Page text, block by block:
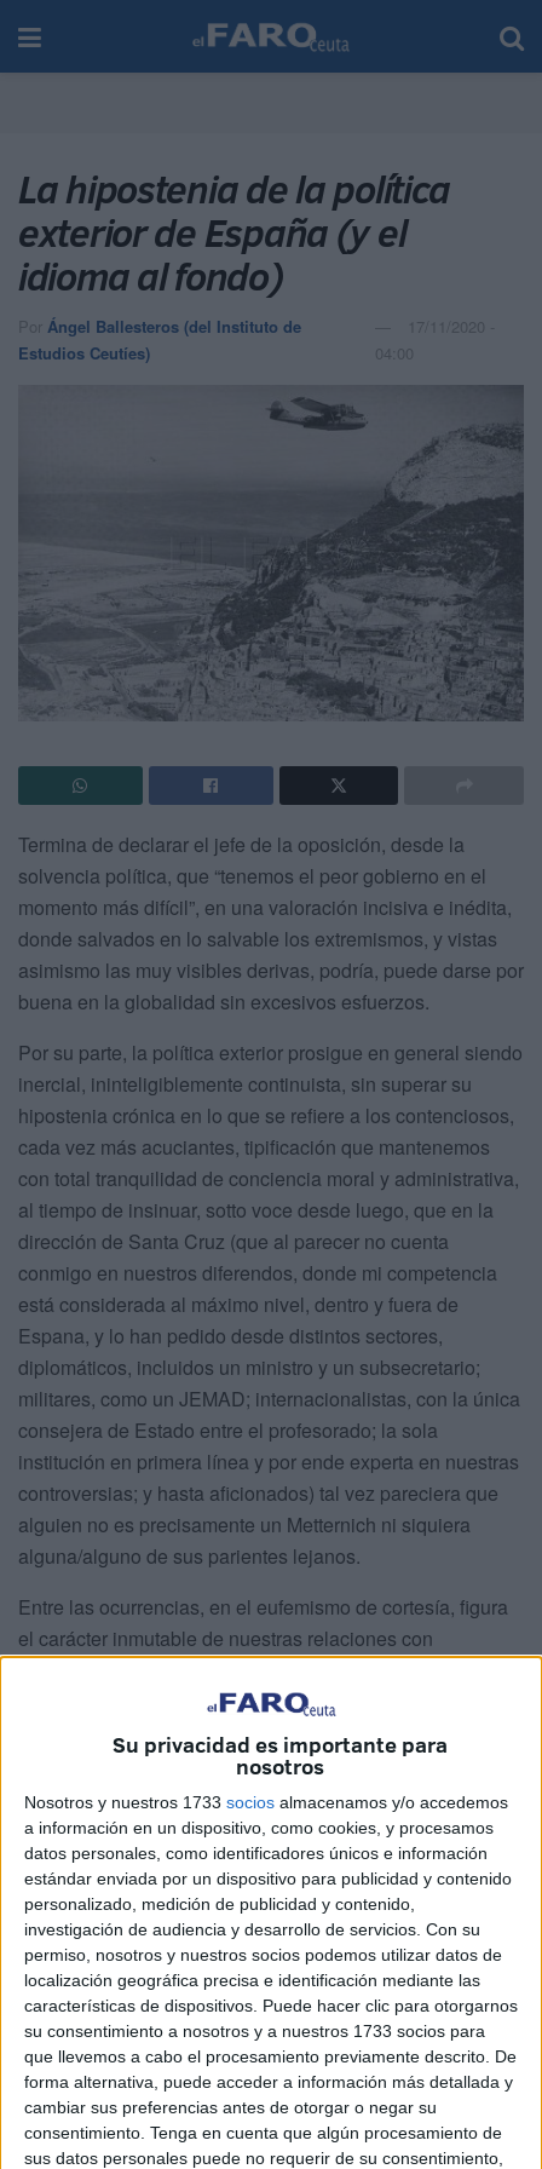
Su privacidad es importante para
nosotros
Nosotros y nuestros 1733 socios almacenamos y/o accedemos
a información en un dispositivo, como cookies, y procesamos
datos personales, como identificadores únicos e información
estándar enviada por un dispositivo para publicidad y contenido
personalizado, medición de publicidad y contenido,
investigación de audiencia y desarrollo de servicios. Con su
permiso, nosotros y nuestros socios podemos utilizar datos de
localización geográfica precisa e identificación mediante las
características de dispositivos. Puede hacer clic para otorgarnos
su consentimiento a nosotros y a nuestros 1733 socios para
que llevemos a cabo el procesamiento previamente descrito. De
forma alternativa, puede acceder a información más detallada y
cambiar sus preferencias antes de otorgar o negar su
consentimiento. Tenga en cuenta que algún procesamiento de
sus datos personales puede no requerir de su consentimiento,
La hipostenia de la política
exterior de España (y el
idioma al fondo)
Por Ángel Ballesteros (del Instituto de
Estudios Ceutíes)
17/11/2020 -
04:00
Termina de declarar el jefe de la oposición, desde la
solvencia política, que “tenemos el peor gobierno en el
momento más difícil”, en una valoración incisiva e inédita,
donde salvados en lo salvable los extremismos, y vistas
asimismo las muy visibles derivas, podría, puede darse por
buena en la globalidad sin excesivos esfuerzos.
Por su parte, la política exterior prosigue en general siendo
inercial, ininteligiblemente continuista, sin superar su
hipostenia crónica en lo que se refiere a los contenciosos,
cada vez más acuciantes, tipificación que mantenemos
con total tranquilidad de conciencia moral y administrativa,
al tiempo de insinuar, sotto voce desde luego, que en la
dirección de Santa Cruz (que al parecer no cuenta
conmigo en nuestros diferendos, donde mi competencia
está considerada al máximo nivel, dentro y fuera de
Espana, y lo han pedido desde distintos sectores,
diplomáticos, incluidos un ministro y un subsecretario;
militares, como un JEMAD; internacionalistas, con la única
consejera de Estado entre el profesorado; la sola
institución en primera línea y por ende experta en nuestras
controversias; y hasta aficionados) tal vez pareciera que
alguien no es precisamente un Metternich ni siquiera
alguna/alguno de sus parientes lejanos.
Entre las ocurrencias, en el eufemismo de cortesía, figura
el carácter inmutable de nuestras relaciones con
cuando ninguna política exterior es inalterable por
definición en horizontes previsibles ya que también
depende, amén de la evolución, de la o las contrapartes)
en la que seguimos recibiendo touchés casi sin cuento,
disculpen mi afición a la esgrima, que tiene algún aspecto
próximo a la diplomacia como ya he escrito, aunque nos
lleve nada menos que al incumplimiento de una de
nuestras responsabilidades históricas, así como suena.
Con el franquismo, Madrid obligado a jugar siempre a la
defensiva, la política africana, la única que ejercíamos de
manera autónoma, la esforzada de nuestros Institutos de
Cultura en Hispanoamérica no podía exceder de
semiautónoma, se hacía con el omnipresente toque
militarista con Carrero como director ejecutivo, “sin fecha
fija y desde luego no próxima para nuestra salida”, en el